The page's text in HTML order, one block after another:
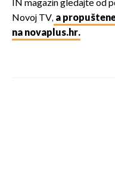
IN magazin gledajte od
Novoj TV, a
na novaplus.hr.